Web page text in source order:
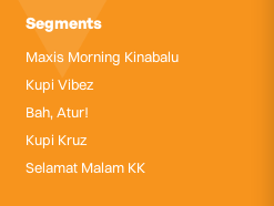
Segments
Maxis Morning Kinabalu
Kupi Vibez
Bah, Atur!
Kupi Kruz
Selamat Malam KK